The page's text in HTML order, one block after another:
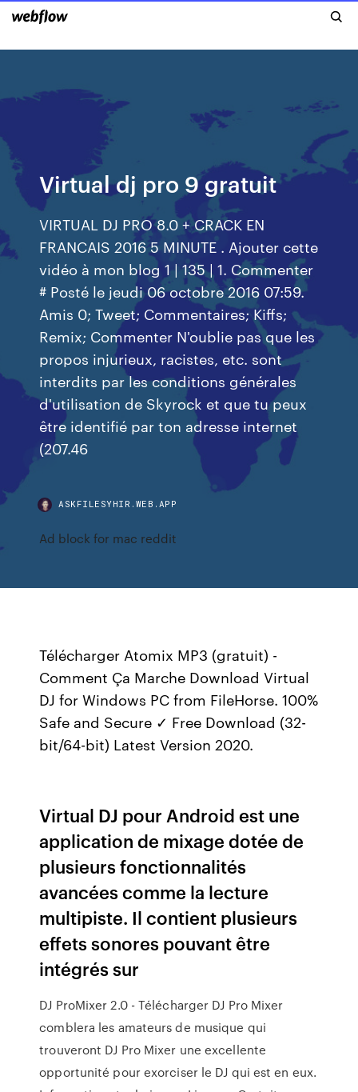
Virtual dj pro 9 gratuit
VIRTUAL DJ PRO 8.0 + CRACK EN
FRANCAIS 2016 5 MINUTE . Ajouter cette
vidéo à mon blog 1 | 135 | 1. Commenter
# Posté le jeudi 06 octobre 2016 07:59.
Amis 0; Tweet; Commentaires; Kiffs;
Remix; Commenter N'oublie pas que les
propos injurieux, racistes, etc. sont
interdits par les conditions générales
d'utilisation de Skyrock et que tu peux
être identifié par ton adresse internet
(207.46
ASKFILESYHIR.WEB.APP
Ad block for mac reddit
Télécharger Atomix MP3 (gratuit) -
Comment Ça Marche Download Virtual
DJ for Windows PC from FileHorse. 100%
Safe and Secure ✓ Free Download (32-
bit/64-bit) Latest Version 2020.
Virtual DJ pour Android est une
application de mixage dotée de
plusieurs fonctionnalités
avancées comme la lecture
multipiste. Il contient plusieurs
effets sonores pouvant être
intégrés sur
DJ ProMixer 2.0 - Télécharger DJ Pro Mixer
comblera les amateurs de musique qui
trouveront DJ Pro Mixer une excellente
opportunité pour exorciser le DJ qui est en eux.